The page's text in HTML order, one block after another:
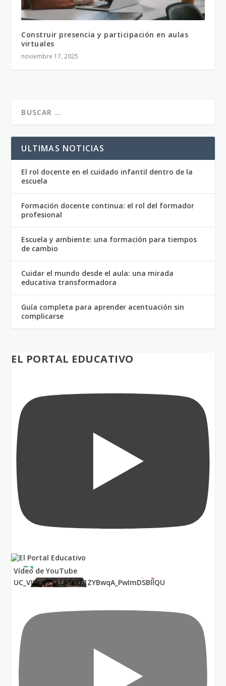
Construir presencia y participación en aulas
virtuales
noviembre 17, 2025
ULTIMAS NOTICIAS
El rol docente en el cuidado infantil dentro de la
escuela
Formación docente continua: el rol del formador
profesional
Escuela y ambiente: una formación para tiempos
de cambio
Cuidar el mundo desde el aula: una mirada
educativa transformadora
Guía completa para aprender acentuación sin
complicarse
EL PORTAL EDUCATIVO
Vídeo de YouTube
UC_VIUnVRSkLAfKkF1ZYBwqA_PwImDSBllQU